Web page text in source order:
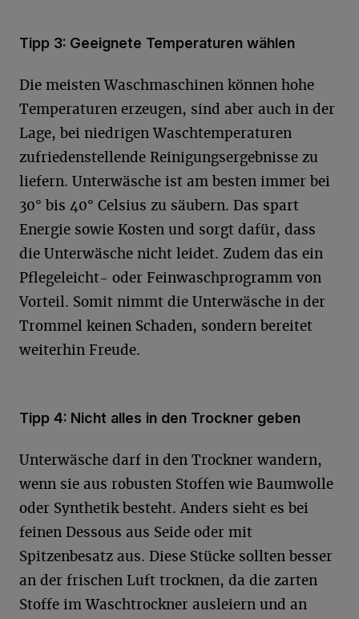
Tipp 3: Geeignete Temperaturen wählen
Die meisten Waschmaschinen können hohe
Temperaturen erzeugen, sind aber auch in der
Lage, bei niedrigen Waschtemperaturen
zufriedenstellende Reinigungsergebnisse zu
liefern. Unterwäsche ist am besten immer bei
30° bis 40° Celsius zu säubern. Das spart
Energie sowie Kosten und sorgt dafür, dass
die Unterwäsche nicht leidet. Zudem das ein
Pflegeleicht- oder Feinwaschprogramm von
Vorteil. Somit nimmt die Unterwäsche in der
Trommel keinen Schaden, sondern bereitet
weiterhin Freude.
Tipp 4: Nicht alles in den Trockner geben
Unterwäsche darf in den Trockner wandern,
wenn sie aus robusten Stoffen wie Baumwolle
oder Synthetik besteht. Anders sieht es bei
feinen Dessous aus Seide oder mit
Spitzenbesatz aus. Diese Stücke sollten besser
an der frischen Luft trocknen, da die zarten
Stoffe im Waschtrockner ausleiern und an